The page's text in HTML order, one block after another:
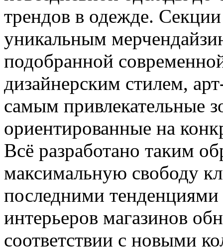
трендов в одежде.
уникальным
подобранной
дизайнерским стилем,
самым привлекательные
ориентированные на
Всё разработано таким
максимальную свободу
последними
интерьеров магазинов
соответствии с новыми